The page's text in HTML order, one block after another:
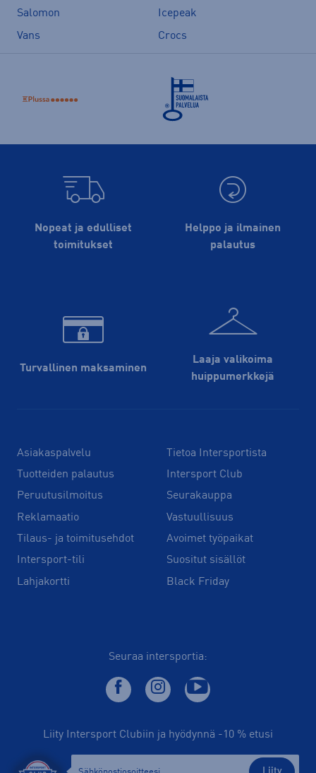
Salomon
Icepeak
Vans
Crocs
Nopeat ja edulliset
toimitukset
Helppo ja ilmainen
palautus
Turvallinen maksaminen
Laaja valikoima
huippu­merkkejä
Asiakaspalvelu
Tuotteiden palautus
Peruutusilmoitus
Reklamaatio
Tilaus- ja toimitusehdot
Intersport-tili
Lahjakortti
Tietoa Intersportista
Intersport Club
Seurakauppa
Vastuullisuus
Avoimet työpaikat
Suositut sisällöt
Black Friday
Seuraa intersportia:
Liity Intersport Clubiin ja hyödynnä -10 % etusi
Liity